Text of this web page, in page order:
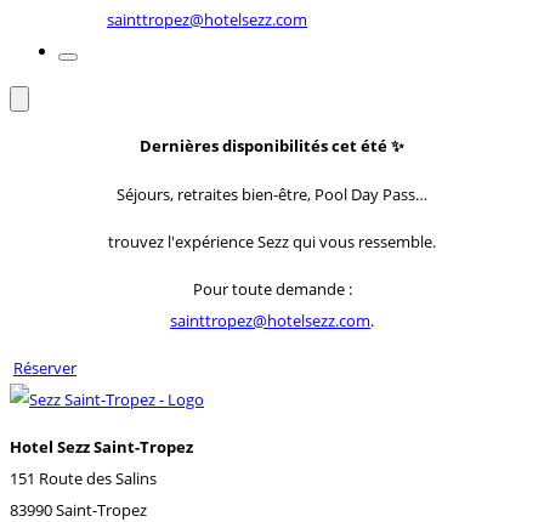
sainttropez@hotelsezz.com
Dernières disponibilités cet été ✨
Séjours, retraites bien-être, Pool Day Pass…
trouvez l'expérience Sezz qui vous ressemble.
Pour toute demande :
sainttropez@hotelsezz.com.
Réserver
Hotel Sezz Saint-Tropez
151 Route des Salins
83990 Saint-Tropez